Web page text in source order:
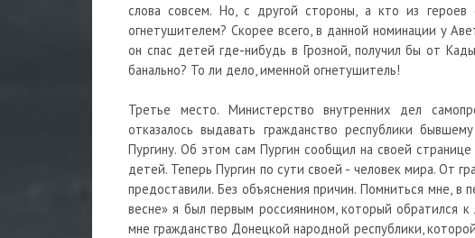
слова совсем. Но, с другой стороны, а кто из героев
огнетушителем? Скорее всего, в данной номинации у
он спас детей где-нибудь в Грозной, получил бы от
банально? То ли дело, именной огнетушитель!
Третье место. Министерство внутренних дел
отказалось выдавать гражданство республики
Пургину. Об этом сам Пургин сообщил на своей
детей. Теперь Пургин по сути своей - человек мира. От
предоставили. Без объяснения причин. Помниться мне, в
весне» я был первым россиянином, который обратился
мне гражданство Донецкой народной республики,